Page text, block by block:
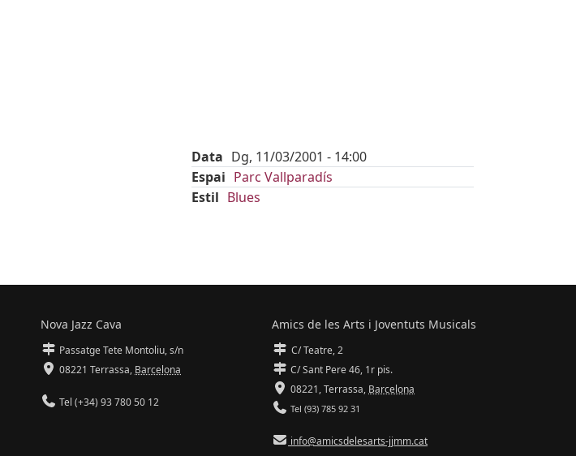
Data Dg, 11/03/2001 - 14:00
Espai Parc Vallparadís
Estil Blues
Nova Jazz Cava
Passatge Tete Montoliu, s/n
08221 Terrassa, Barcelona
Tel (+34) 93 780 50 12
Amics de les Arts i Joventuts Musicals
C/ Teatre, 2
C/ Sant Pere 46, 1r pis.
08221,Terrassa, Barcelona
Tel (93) 785 92 31
info@amicsdelesarts-jjmm.cat